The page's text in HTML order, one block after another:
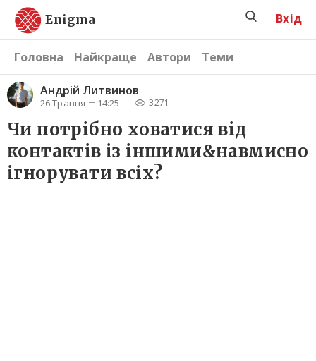
Enigma
Головна Найкраще Автори Теми
Вхід
Андрій Литвинов
26 Травня 14:25 3271
Чи потрібно ховатися від
контактів із іншими&навмисно
ігнорувати всіх?